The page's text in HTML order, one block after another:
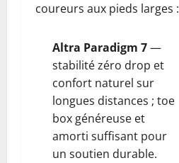
coureurs aux pieds larges :
Altra Paradigm 7—
stabilité zéro drop et
confort naturel sur
longues distances ; toe
box généreuse et
amorti suffisant pour
un soutien durable.